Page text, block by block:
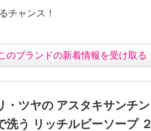
チャンス！
のブランドの新着情報を受け取る
・ツヤの アスタキサンチン
う リッチルビーソープ ２